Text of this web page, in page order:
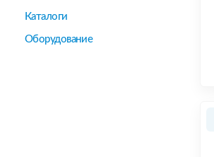
Каталоги
Оборудование